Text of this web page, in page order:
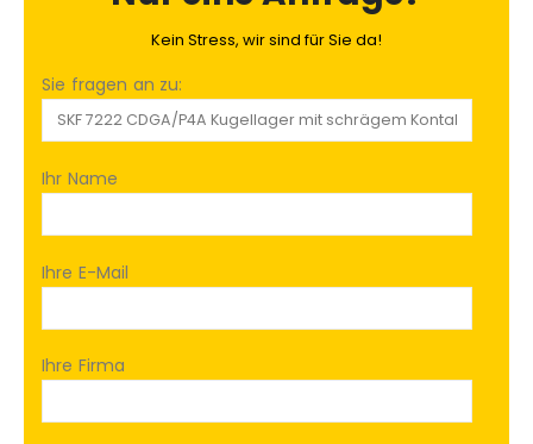
Kein Stress, wir sind für Sie da!
Sie fragen an zu:
Ihr Name
Ihre E-Mail
Ihre Firma